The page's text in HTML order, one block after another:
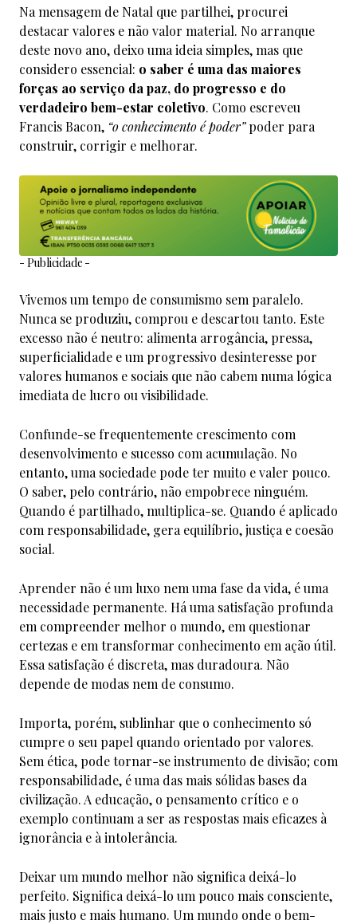
Na mensagem de Natal que partilhei, procurei
destacar valores e não valor material. No arranque
deste novo ano, deixo uma ideia simples, mas que
considero essencial: o saber é uma das maiores
forças ao serviço da paz, do progresso e do
verdadeiro bem-estar coletivo. Como escreveu
Francis Bacon, “o conhecimento é poder”poder para
construir, corrigir e melhorar.
- Publicidade -
Vivemos um tempo de consumismo sem paralelo.
Nunca se produziu, comprou e descartou tanto. Este
excesso não é neutro: alimenta arrogância, pressa,
superficialidade e um progressivo desinteresse por
valores humanos e sociais que não cabem numa lógica
imediata de lucro ou visibilidade.
Confunde-se frequentemente crescimento com
desenvolvimento e sucesso com acumulação. No
entanto, uma sociedade pode ter muito e valer pouco.
O saber, pelo contrário, não empobrece ninguém.
Quando é partilhado, multiplica-se. Quando é aplicado
com responsabilidade, gera equilíbrio, justiça e coesão
social.
Aprender não é um luxo nem uma fase da vida, é uma
necessidade permanente. Há uma satisfação profunda
em compreender melhor o mundo, em questionar
certezas e em transformar conhecimento em ação útil.
Essa satisfação é discreta, mas duradoura. Não
depende de modas nem de consumo.
Importa, porém, sublinhar que o conhecimento só
cumpre o seu papel quando orientado por valores.
Sem ética, pode tornar-se instrumento de divisão; com
responsabilidade, é uma das mais sólidas bases da
civilização. A educação, o pensamento crítico e o
exemplo continuam a ser as respostas mais eficazes à
ignorância e à intolerância.
Deixar um mundo melhor não significa deixá-lo
perfeito. Significa deixá-lo um pouco mais consciente,
mais justo e mais humano. Um mundo onde o bem-